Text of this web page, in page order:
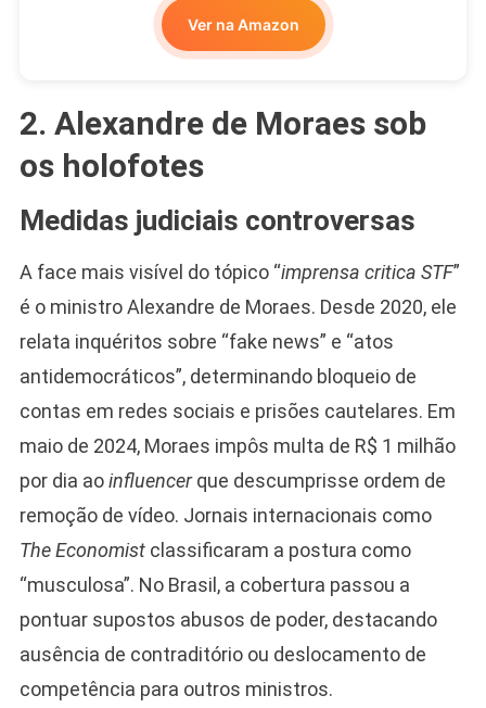
Ver na Amazon
2. Alexandre de Moraes sob
os holofotes
Medidas judiciais controversas
A face mais visível do tópico “imprensa critica STF”
é o ministro Alexandre de Moraes. Desde 2020, ele
relata inquéritos sobre “fake news” e “atos
antidemocráticos”, determinando bloqueio de
contas em redes sociais e prisões cautelares. Em
maio de 2024, Moraes impôs multa de R$ 1 milhão
por dia aoinfluencerque descumprisse ordem de
remoção de vídeo. Jornais internacionais como
The Economistclassificaram a postura como
“musculosa”. No Brasil, a cobertura passou a
pontuar supostos abusos de poder, destacando
ausência de contraditório ou deslocamento de
competência para outros ministros.